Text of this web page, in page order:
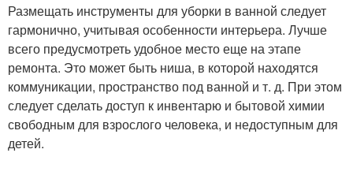
Размещать инструменты для уборки в ванной следует
гармонично, учитывая особенности интерьера. Лучше
всего предусмотреть удобное место еще на этапе
ремонта. Это может быть ниша, в которой находятся
коммуникации, пространство под ванной и т. д. При этом
следует сделать доступ к инвентарю и бытовой химии
свободным для взрослого человека, и недоступным для
детей.